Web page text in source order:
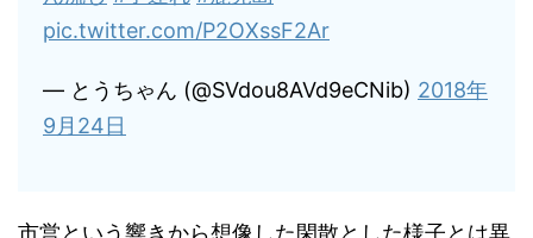
pic.twitter.com/P2OXssF2Ar
— とうちゃん (@SVdou8AVd9eCNib) 2018年
9月24日